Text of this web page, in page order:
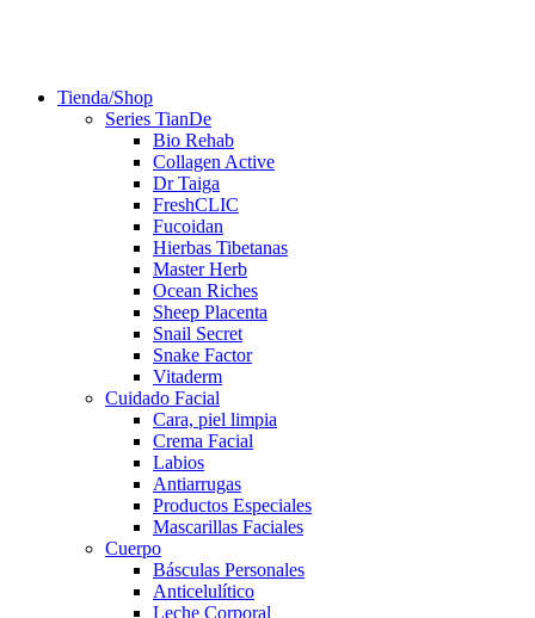
Tienda/Shop
Series TianDe
Bio Rehab
Collagen Active
Dr Taiga
FreshCLIC
Fucoidan
Hierbas Tibetanas
Master Herb
Ocean Riches
Sheep Placenta
Snail Secret
Snake Factor
Vitaderm
Cuidado Facial
Cara, piel limpia
Crema Facial
Labios
Antiarrugas
Productos Especiales
Mascarillas Faciales
Cuerpo
Básculas Personales
Anticelulítico
Leche Corporal